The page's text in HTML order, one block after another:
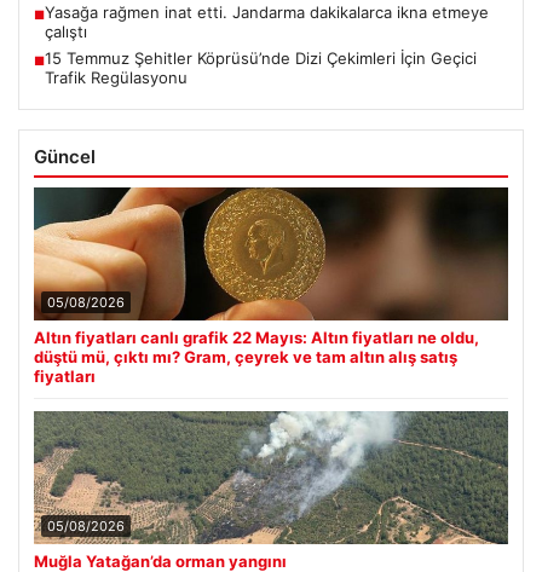
■Yasağa rağmen inat etti. Jandarma dakikalarca ikna etmeye
çalıştı
■15 Temmuz Şehitler Köprüsü’nde Dizi Çekimleri İçin Geçici
Trafik Regülasyonu
Güncel
05/08/2026
Altın fiyatları canlı grafik 22 Mayıs: Altın fiyatları ne oldu,
düştü mü, çıktı mı? Gram, çeyrek ve tam altın alış satış
fiyatları
05/08/2026
Muğla Yatağan’da orman yangını